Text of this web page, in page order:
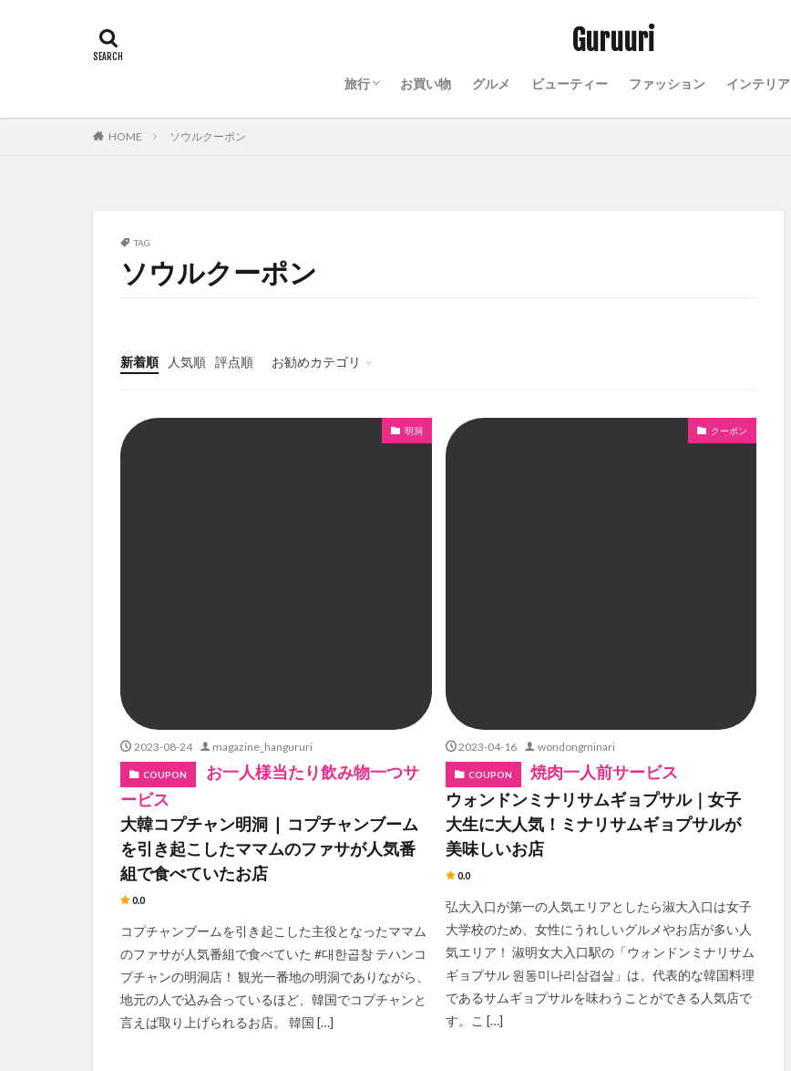
Guruuri
旅行
ソウル
お買い物 グルメ ビューティー ファッション インテリア
HOME ソウルクーポン
TAG
ソウルクーポン
新着順 人気順 評点順
お勧めカテゴリ
미분류
明洞
2023-08-24 magazine_hangururi
COUPON
お一人様当たり飲み物一つサ
ービス
大韓コプチャン明洞 ❘ コプチャンブーム
を引き起こしたママムのファサが人気番
組で食べていたお店
0.0
コプチャンブームを引き起こした主役となったママム
のファサが人気番組で食べていた #대한곱창 テハンコ
プチャンの明洞店！ 観光一番地の明洞でありながら、
地元の人で込み合っているほど、韓国でコプチャンと
言えば取り上げられるお店。 韓国 […]
クーポン
2023-04-16 wondongminari
COUPON
焼肉一人前サービス
ウォンドンミナリサムギョプサル｜女子
大生に大人気！ミナリサムギョプサルが
美味しいお店
0.0
弘大入口が第一の人気エリアとしたら淑大入口は女子
大学校のため、女性にうれしいグルメやお店が多い人
気エリア！ 淑明女大入口駅の「ウォンドンミナリサム
ギョプサル 원동미나리삼겹살」は、代表的な韓国料理
であるサムギョプサルを味わうことができる人気店で
す。こ […]